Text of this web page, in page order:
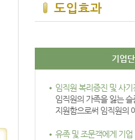
도입효과
기업
임직원 복리증진 및 사기
임직원의 가족을 잃는
지원함으로써 임직원의
유족 및 조문객에게 기업